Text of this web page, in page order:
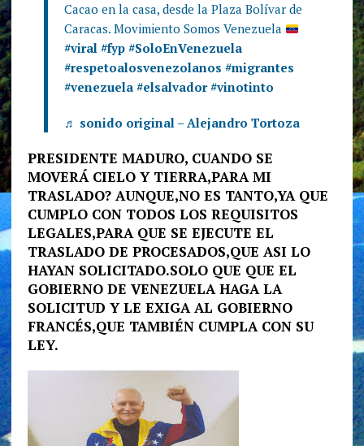
Cacao en la casa, desde la Plaza Bolívar de
Caracas. Movimiento Somos Venezuela
#viral #fyp #SoloEnVenezuela
#respetoalosvenezolanos #migrantes
#venezuela #elsalvador #vinotinto
♬ sonido original – Alejandro Tortoza
PRESIDENTE MADURO, CUANDO SE
MOVERÁ CIELO Y TIERRA,PARA MI
TRASLADO? AUNQUE,NO ES TANTO,YA QUE
CUMPLO CON TODOS LOS REQUISITOS
LEGALES,PARA QUE SE EJECUTE EL
TRASLADO DE PROCESADOS,QUE ASI LO
HAYAN SOLICITADO.SOLO QUE QUE EL
GOBIERNO DE VENEZUELA HAGA LA
SOLICITUD Y LE EXIGA AL GOBIERNO
FRANCÉS,QUE TAMBIÉN CUMPLA CON SU
LEY.